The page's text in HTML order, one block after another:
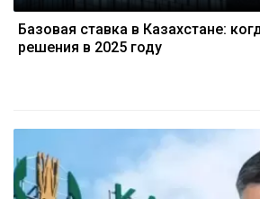
Базовая ставка в Казахстане:
решения в 2025 году